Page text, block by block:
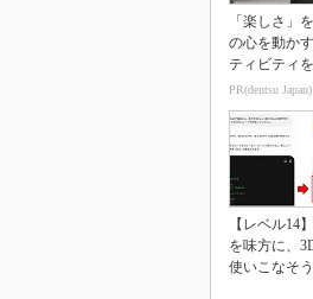
「楽しさ」
の心を動か
ティビティ
PR(dentsu Japan)
【レベル14
を味方に、
使いこなそう